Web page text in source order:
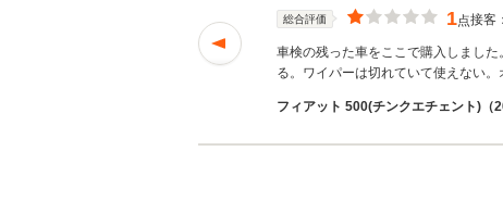
総合評価 1点接客：
車検の残った車をここで購入しまし
る。ワイパーは切れていて使えない
フィアット 500(チンクエチェント)（